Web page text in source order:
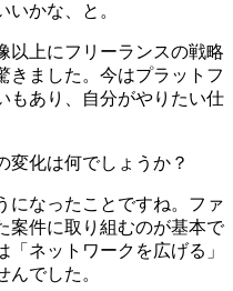
かな、と。
以上にフリーランスの戦略
きました。今はプラットフ
もあり、自分がやりたい仕
化は何でしょうか？
になった ことですね。ファ
案件に取り組むのが基本で
ネットワークを広げる」
でした。